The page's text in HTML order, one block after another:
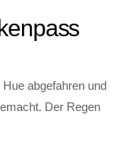
abgefahren und
Der Regen